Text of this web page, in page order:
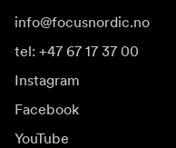
info@focusnordic.no
tel: +47 67 17 37 00
Instagram
Facebook
YouTube